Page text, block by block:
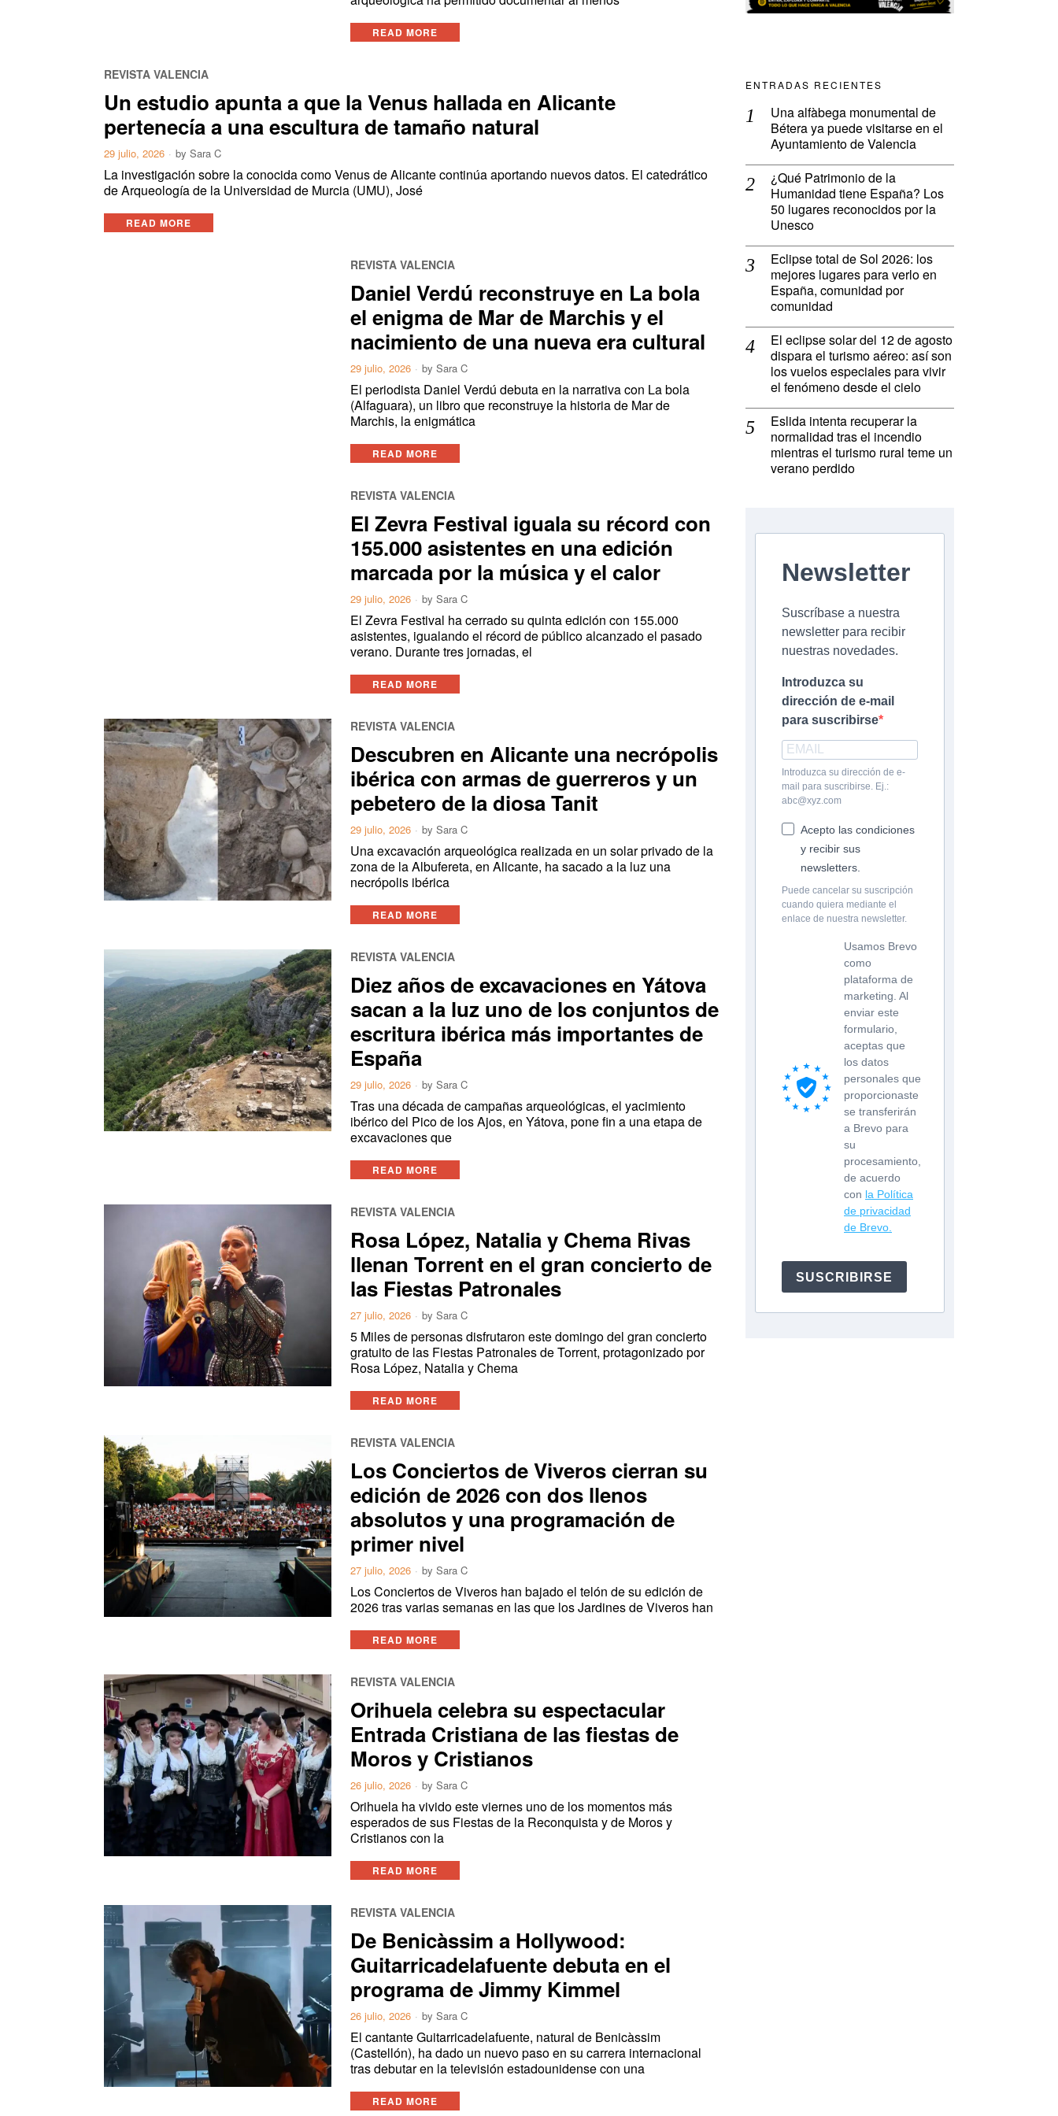
READ MORE
REVISTA VALENCIA
Un estudio apunta a que la Venus hallada en Alicante
pertenecía a una escultura de tamaño natural
29 julio, 2026 by Sara C
La investigación sobre la conocida como Venus de Alicante continúa aportando nuevos datos. El catedrático
de Arqueología de la Universidad de Murcia (UMU), José
READ MORE
REVISTA VALENCIA
Daniel Verdú reconstruye en La bola
el enigma de Mar de Marchis y el
nacimiento de una nueva era cultural
29 julio, 2026 bySara C
El periodista Daniel Verdú debuta en la narrativa con La bola
(Alfaguara), un libro que reconstruye la historia de Mar de
Marchis, la enigmática
READ MORE
REVISTA VALENCIA
El Zevra Festival iguala su récord con
155.000 asistentes en una edición
marcada por la música y el calor
29 julio, 2026 bySara C
El Zevra Festival ha cerrado su quinta edición con 155.000
asistentes, igualando el récord de público alcanzado el pasado
verano. Durante tres jornadas, el
READ MORE
REVISTA VALENCIA
Descubren en Alicante una necrópolis
ibérica con armas de guerreros y un
pebetero de la diosa Tanit
29 julio, 2026 bySara C
Una excavación arqueológica realizada en un solar privado de la
zona de la Albufereta, en Alicante, ha sacado a la luz una
necrópolis ibérica
READ MORE
REVISTA VALENCIA
Diez años de excavaciones en Yátova
sacan a la luz uno de los conjuntos de
escritura ibérica más importantes de
España
29 julio, 2026 bySara C
Tras una década de campañas arqueológicas, el yacimiento
ibérico del Pico de los Ajos, en Yátova, pone fin a una etapa de
excavaciones que
READ MORE
REVISTA VALENCIA
Rosa López, Natalia y Chema Rivas
llenan Torrent en el gran concierto de
las Fiestas Patronales
27 julio, 2026 bySara C
5 Miles de personas disfrutaron este domingo del gran concierto
gratuito de las Fiestas Patronales de Torrent, protagonizado por
Rosa López, Natalia y Chema
READ MORE
REVISTA VALENCIA
Los Conciertos de Viveros cierran su
edición de 2026 con dos llenos
absolutos y una programación de
primer nivel
27 julio, 2026 bySara C
Los Conciertos de Viveros han bajado el telón de su edición de
2026 tras varias semanas en las que los Jardines de Viveros han
READ MORE
REVISTA VALENCIA
Orihuela celebra su espectacular
Entrada Cristiana de las fiestas de
Moros y Cristianos
26 julio, 2026 bySara C
Orihuela ha vivido este viernes uno de los momentos más
esperados de sus Fiestas de la Reconquista y de Moros y
Cristianos con la
READ MORE
REVISTA VALENCIA
De Benicàssim a Hollywood:
Guitarricadelafuente debuta en el
programa de Jimmy Kimmel
26 julio, 2026 bySara C
El cantante Guitarricadelafuente, natural de Benicàssim
(Castellón), ha dado un nuevo paso en su carrera internacional
tras debutar en la televisión estadounidense con una
READ MORE
ENTRADAS RECIENTES
Una alfàbega monumental de
Bétera ya puede visitarse en el
Ayuntamiento de Valencia
¿Qué Patrimonio de la
Humanidad tiene España? Los
50 lugares reconocidos por la
Unesco
Eclipse total de Sol 2026: los
mejores lugares para verlo en
España, comunidad por
comunidad
El eclipse solar del 12 de agosto
dispara el turismo aéreo: así son
los vuelos especiales para vivir
el fenómeno desde el cielo
Eslida intenta recuperar la
normalidad tras el incendio
mientras el turismo rural teme un
verano perdido
Newsletter
Suscríbase a nuestra
newsletter para recibir
nuestras novedades.
Introduzca su
dirección de e-mail
para suscribirse
Introduzca su dirección de e-
mail para suscribirse. Ej.:
abc@xyz.com
Acepto las condiciones
y recibir sus
newsletters.
Puede cancelar su suscripción
cuando quiera mediante el
enlace de nuestra newsletter.
Usamos Brevo
como
plataforma de
marketing. Al
enviar este
formulario,
aceptas que
los datos
personales que
proporcionaste
se transferirán
a Brevo para
su
procesamiento,
de acuerdo
con la Política
de privacidad
de Brevo.
SUSCRIBIRSE